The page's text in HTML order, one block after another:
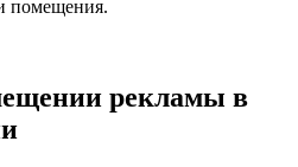
помещения.
рекламы в